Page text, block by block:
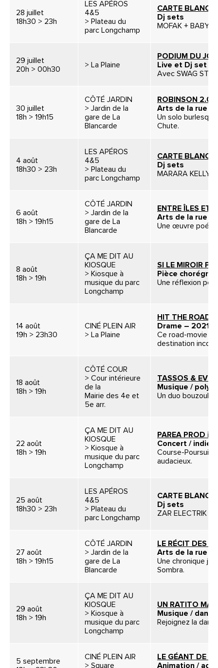
28 juillet
18h30 > 23h
LES APÉROS
4&5
> Plateau du
parc Longchamp
CARTE
Dj sets
MOFAK + BABY
29 juillet
20h > 00h30
> La Plaine
PODIUM DU
Live et Dj set
Avec SWAG
30 juillet
18h > 19h15
CÔTÉ JARDIN
> Jardin de la
gare de La
Blancarde
ROBINSON 2.0
Arts de la rue /
Un solo
Chute.
4 août
18h30 > 23h
LES APÉROS
4&5
> Plateau du
parc Longchamp
CARTE
Dj sets
MARARA KELLY
6 août
18h > 19h15
CÔTÉ JARDIN
> Jardin de la
gare de La
Blancarde
ENTRE ÎLES ET
Arts de la rue /
Une œuvre
8 août
18h > 19h
ÇA ME DIT AU
KIOSQUE
> Kiosque à
musique du parc
Longchamp
SI LE MIROIR
Pièce
Une réflexion
14 août
19h > 23h30
CINÉ PLEIN AIR
> La Plaine
HIT THE ROAD
Drame – 2021
Ce road-movie
destination
18 août
18h > 19h
CÔTÉ COUR
> Cour intérieure
de la
Mairie des 4e et
5e arr.
TASSOS &
Musique /
Un duo
22 août
18h > 19h
ÇA ME DIT AU
KIOSQUE
> Kiosque à
musique du parc
Longchamp
PAREA PROD
Concert / indie
Course-
audacieux.
25 août
18h30 > 23h
LES APÉROS
4&5
> Plateau du
parc Longchamp
CARTE
Dj sets
ZAR ELECTRIK
27 août
18h > 19h15
CÔTÉ JARDIN
> Jardin de la
gare de La
Blancarde
LE RÉCIT DES
Arts de la rue /
Une chronique
Sombra.
29 août
18h > 19h
ÇA ME DIT AU
KIOSQUE
> Kiosque à
musique du parc
Longchamp
UN RATITO MÁS
Musique / danse
Rejoignez la
5 septembre
CINÉ PLEIN AIR
> Square
LE GÉANT DE
Animation /